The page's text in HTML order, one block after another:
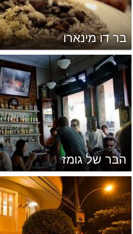
בר דו מינארו
הבר של גומז